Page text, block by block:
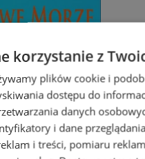
korzystanie z
plików cookie i
dostępu do
danych
i dane
i treści, pomiaru